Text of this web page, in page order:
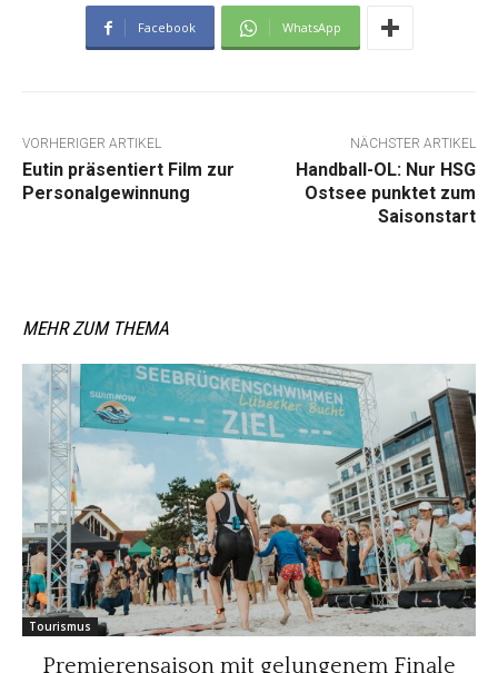
Facebook WhatsApp
VORHERIGER ARTIKEL
Eutin präsentiert Film zur
Personalgewinnung
NÄCHSTER ARTIKEL
Handball-OL: Nur HSG
Ostsee punktet zum
Saisonstart
MEHR ZUM THEMA
Tourismus
Premierensaison mit gelungenem Finale